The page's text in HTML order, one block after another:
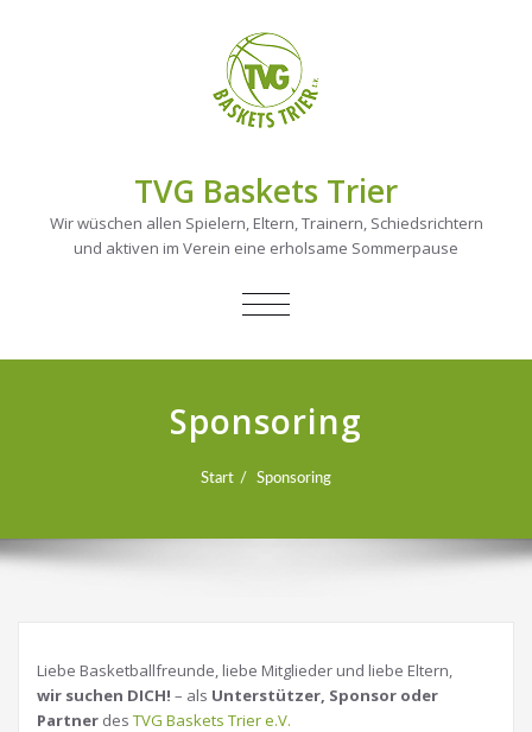
TVG Baskets Trier
Wir wüschen allen Spielern, Eltern, Trainern, Schiedsrichtern
und aktiven im Verein eine erholsame Sommerpause
NAVIGATION
Sponsoring
Start Sponsoring
Liebe Basketballfreunde, liebe Mitglieder und liebe Eltern,
wir suchen DICH! – als Unterstützer, Sponsor oder
Partner des TVG Baskets Trier e.V.